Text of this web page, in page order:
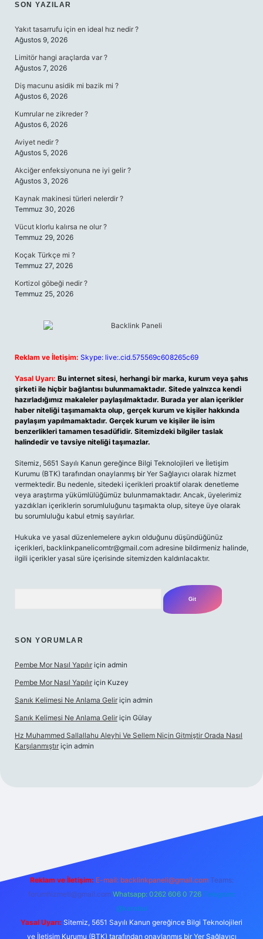
SIDEBAR
SON YAZILAR
Yakıt tasarrufu için en ideal hız nedir ?
Ağustos 9, 2026
Limitör hangi araçlarda var ?
Ağustos 7, 2026
Diş macunu asidik mi bazik mi ?
Ağustos 6, 2026
Kumrular ne zikreder ?
Ağustos 6, 2026
Aviyet nedir ?
Ağustos 5, 2026
Akciğer enfeksiyonuna ne iyi gelir ?
Ağustos 3, 2026
Kaynak makinesi türleri nelerdir ?
Temmuz 30, 2026
Vücut klorlu kalırsa ne olur ?
Temmuz 29, 2026
Koçak Türkçe mi ?
Temmuz 27, 2026
Kortizol göbeği nedir ?
Temmuz 25, 2026
Reklam ve İletişim: Skype: live:.cid.575569c608265c69
Yasal Uyarı: Bu internet sitesi, herhangi bir marka, kurum veya şahıs
şirketi ile hiçbir bağlantısı bulunmamaktadır. Sitede yalnızca kendi
hazırladığımız makaleler paylaşılmaktadır. Burada yer alan içerikler
haber niteliği taşımamakta olup, gerçek kurum ve kişiler hakkında
paylaşım yapılmamaktadır. Gerçek kurum ve kişiler ile isim
benzerlikleri tamamen tesadüfidir. Sitemizdeki bilgiler taslak
halindedir ve tavsiye niteliği taşımazlar.
Sitemiz, 5651 Sayılı Kanun gereğince Bilgi Teknolojileri ve İletişim
Kurumu (BTK) tarafından onaylanmış bir Yer Sağlayıcı olarak hizmet
vermektedir. Bu nedenle, sitedeki içerikleri proaktif olarak denetleme
veya araştırma yükümlülüğümüz bulunmamaktadır. Ancak, üyelerimiz
yazdıkları içeriklerin sorumluluğunu taşımakta olup, siteye üye olarak
bu sorumluluğu kabul etmiş sayılırlar.
Hukuka ve yasal düzenlemelere aykırı olduğunu düşündüğünüz
içerikleri, backlinkpanelicomtr@gmail.com adresine bildirmeniz halinde,
ilgili içerikler yasal süre içerisinde sitemizden kaldırılacaktır.
SON YORUMLAR
Pembe Mor Nasıl Yapılır için admin
Pembe Mor Nasıl Yapılır için Kuzey
Sanık Kelimesi Ne Anlama Gelir için admin
Sanık Kelimesi Ne Anlama Gelir için Gülay
Hz Muhammed Sallallahu Aleyhi Ve Sellem Niçin Gitmiştir Orada Nasıl
Karşılanmıştır için admin
Reklam ve İletişim: E-mail: backlinkpaneli@gmail.com Teams:
forumhizmeti@gmail.com Whatsapp: 0262 606 0 726 Telegram:
@karabul
Yasal Uyarı: Sitemiz, 5651 Sayılı Kanun gereğince Bilgi Teknolojileri
ve İletişim Kurumu (BTK) tarafından onaylanmış bir Yer Sağlayıcı